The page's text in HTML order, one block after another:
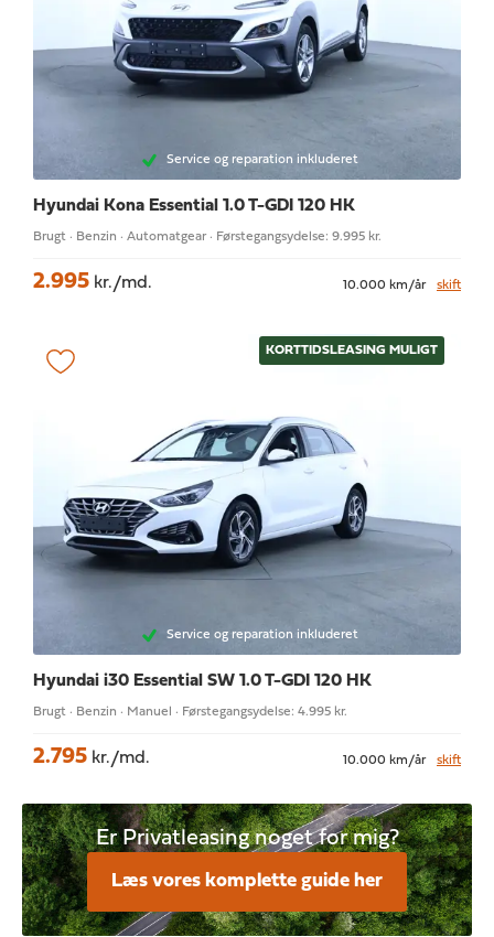
Service og reparation inkluderet
Hyundai Kona Essential 1.0 T-GDI 120 HK
Brugt · Benzin · Automatgear · Førstegangsydelse: 9.995 kr.
2.995 kr./md. 10.000 km/år skift
KORTTIDSLEASING MULIGT
Service og reparation inkluderet
Hyundai i30 Essential SW 1.0 T-GDI 120 HK
Brugt · Benzin · Manuel · Førstegangsydelse: 4.995 kr.
2.795 kr./md. 10.000 km/år skift
Er Privatleasing noget for mig?
Læs vores komplette guide her